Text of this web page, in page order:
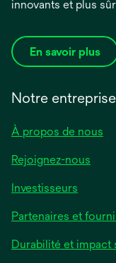
innovants et plus
En savoir plus
Notre entreprise
À propos de nous
Rejoignez-nous
Investisseurs
Partenaires et
Durabilité et impact